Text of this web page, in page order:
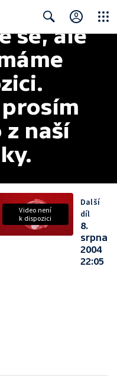
Search
se, ale
naší
Video není
k dispozici
Další
díl
8.
srpna
2004
22:05